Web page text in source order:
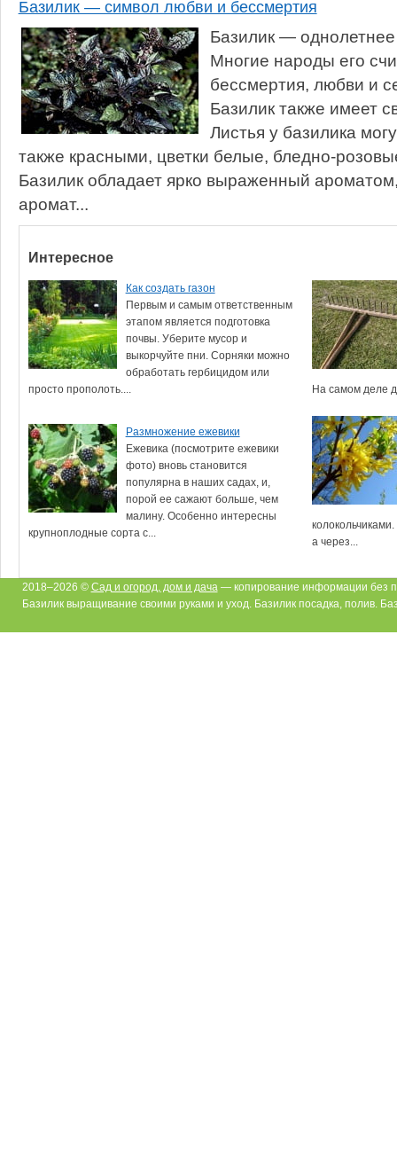
Базилик — символ любви и бессмертия
Базилик —
Многие народы его
бессмертия, любви и
Базилик также имеет
Листья у базилика
также красными, цветки белые, бледно-
Базилик обладает ярко выраженный
аромат...
Интересное
Как создать газон
Первым и самым ответственным
этапом является подготовка
почвы. Уберите мусор и
выкорчуйте пни. Сорняки можно
обработать гербицидом или
просто прополоть....
На самом деле
Размножение ежевики
Ежевика (посмотрите ежевики
фото) вновь становится
популярна в наших садах, и,
порой ее сажают больше, чем
малину. Особенно интересны
крупноплодные сорта с...
а через...
2018–2026 © Сад и огород, дом и дача— копирование информации без
Базилик выращивание своими руками и уход. Базилик посадка, полив.